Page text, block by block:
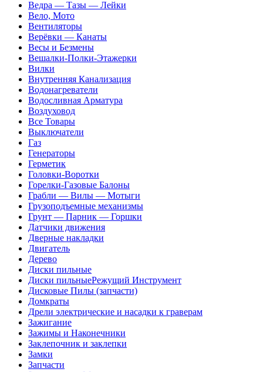
Ведра — Тазы — Лейки
Вело, Мото
Вентиляторы
Верёвки — Канаты
Весы и Безмены
Вешалки-Полки-Этажерки
Вилки
Внутренняя Канализация
Водонагреватели
Водосливная Арматура
Воздуховод
Все Товары
Выключатели
Газ
Генераторы
Герметик
Головки-Воротки
Горелки-Газовые Балоны
Грабли — Вилы — Мотыги
Грузоподъемные механизмы
Грунт — Парник — Горшки
Датчики движения
Дверные накладки
Двигатель
Дерево
Диски пильные
Диски пильныеРежущий Инструмент
Дисковые Пилы (запчасти)
Домкраты
Дрели электрические и насадки к граверам
Зажигание
Зажимы и Наконечники
Заклепочник и заклепки
Замки
Запчасти